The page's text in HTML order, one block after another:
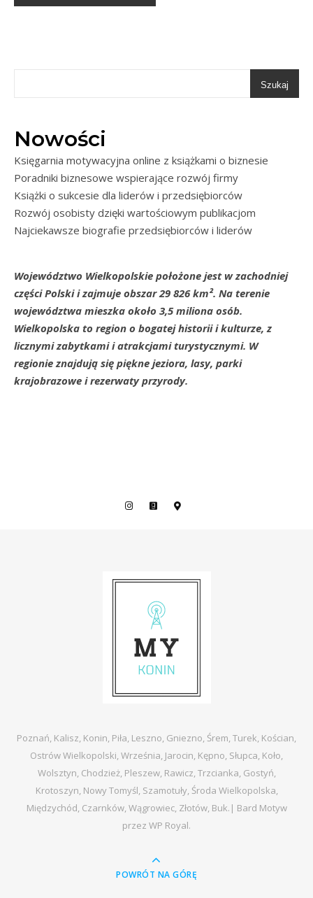
Szukaj
Nowości
Księgarnia motywacyjna online z książkami o biznesie
Poradniki biznesowe wspierające rozwój firmy
Książki o sukcesie dla liderów i przedsiębiorców
Rozwój osobisty dzięki wartościowym publikacjom
Najciekawsze biografie przedsiębiorców i liderów
Województwo Wielkopolskie położone jest w zachodniej
części Polski i zajmuje obszar 29 826 km². Na terenie
województwa mieszka około 3,5 miliona osób.
Wielkopolska to region o bogatej historii i kulturze, z
licznymi zabytkami i atrakcjami turystycznymi. W
regionie znajdują się piękne jeziora, lasy, parki
krajobrazowe i rezerwaty przyrody.
Poznań, Kalisz, Konin, Piła, Leszno, Gniezno, Śrem, Turek, Kościan,
Ostrów Wielkopolski, Września, Jarocin, Kępno, Słupca, Koło,
Wolsztyn, Chodzież, Pleszew, Rawicz, Trzcianka, Gostyń,
Krotoszyn, Nowy Tomyśl, Szamotuły, Środa Wielkopolska,
Międzychód, Czarnków, Wągrowiec, Złotów, Buk.| Bard Motyw
przez WP Royal.
POWRÓT NA GÓRĘ